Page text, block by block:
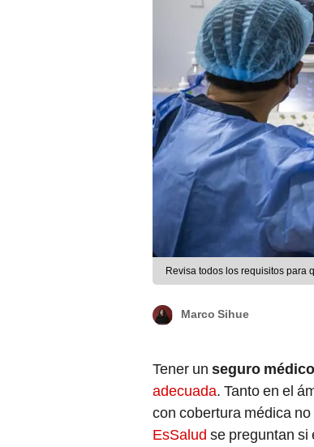
Revisa todos los requisitos para
Marco Sihue
Tener un seguro médico
adecuada. Tanto en el
con cobertura médica
EsSalud se preguntan si